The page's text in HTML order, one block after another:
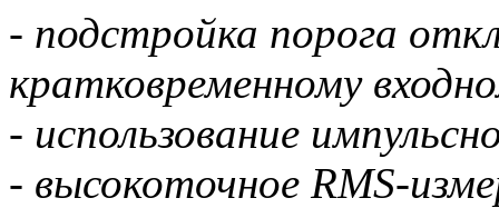
- подстройка порога
кратковременному
- использование
- высокоточное RMS-